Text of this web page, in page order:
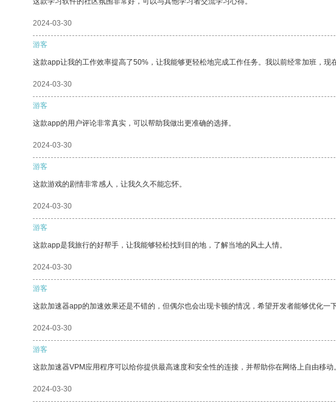
2024-03-30
游客
这款app让我的工作效率提高了50%，让我能够更轻松地完成工作任务。我以前经常加班，现
2024-03-30
游客
这款app的用户评论非常真实，可以帮助我做出更准确的选择。
2024-03-30
游客
这款游戏的剧情非常感人，让我久久不能忘怀。
2024-03-30
游客
这款app是我旅行的好帮手，让我能够轻松找到目的地，了解当地的风土人情。
2024-03-30
游客
这款加速器app的加速效果还是不错的，但偶尔也会出现卡顿的情况，希望开发者能够优化一下
2024-03-30
游客
这款加速器VPM应用程序可以给你提供最高速度和安全性的连接，并帮助你在网络上自由移动。
2024-03-30